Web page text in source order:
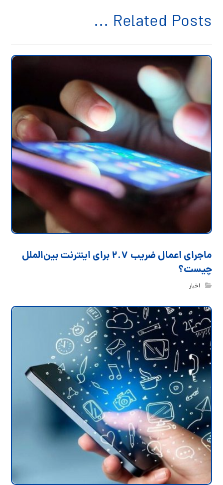
Related Posts ...
ماجرای اعمال ضریب ۲.۷ برای اینترنت بین‌الملل
چیست؟
اخبار